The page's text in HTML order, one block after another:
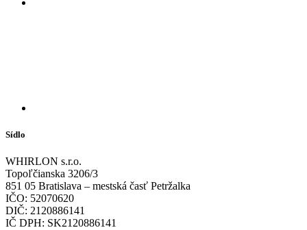
Sídlo
WHIRLON s.r.o.
Topoľčianska 3206/3
851 05 Bratislava – mestská časť Petržalka
IČO: 52070620
DIČ: 2120886141
IČ DPH: SK2120886141